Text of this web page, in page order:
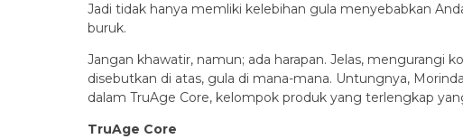
Jadi tidak hanya memliki kelebihan gula menyebabkan
buruk.
Jangan khawatir, namun; ada harapan. Jelas, mengurangi
disebutkan di atas, gula di mana-mana. Untungnya,
dalam TruAge Core, kelompok produk yang terlengkap
TruAge Core